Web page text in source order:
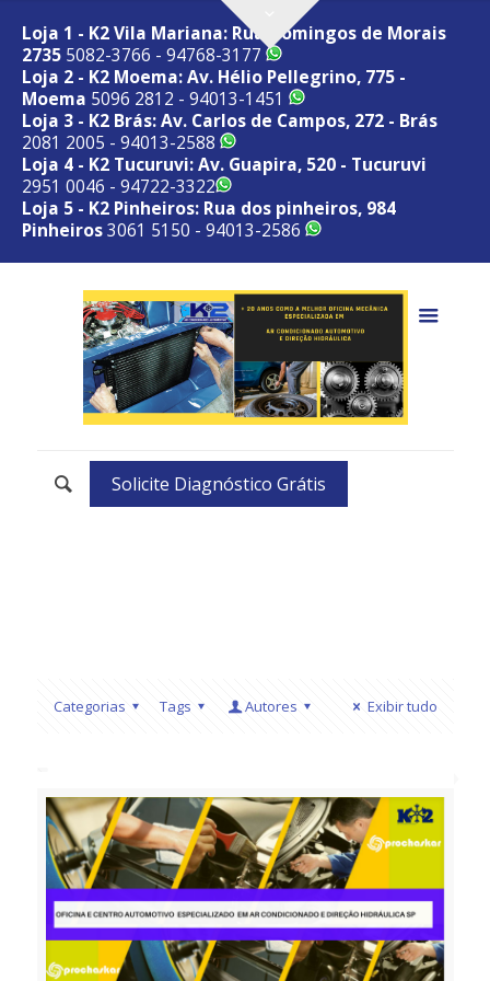
Loja 1 - K2 Vila Mariana: Rua Domingos de Morais
2735 5082-3766 - 94768-3177
Loja 2 - K2 Moema: Av. Hélio Pellegrino, 775 -
Moema 5096 2812 - 94013-1451
Loja 3 - K2 Brás: Av. Carlos de Campos, 272 - Brás
2081 2005 - 94013-2588
Loja 4 - K2 Tucuruvi: Av. Guapira, 520 - Tucuruvi
2951 0046 - 94722-3322
Loja 5 - K2 Pinheiros: Rua dos pinheiros, 984
Pinheiros3061 5150 - 94013-2586
Solicite Diagnóstico Grátis
Categorias Tags Autores Exibir tudo